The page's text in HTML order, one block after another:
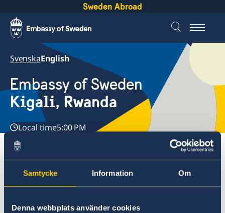
Samtycke Information Om
Denna webbplats använder cookies
Sweden Abroad
SvenskaEnglish
Embassy of Sweden
Kigali, Rwanda
Local time5:00 PM
Rwanda, Kigali
Contact